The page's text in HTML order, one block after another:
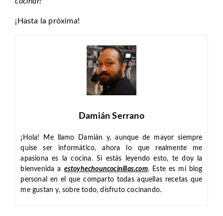
¡Hasta la próxima!
Damián Serrano
¡Hola! Me llamo Damián y, aunque de mayor siempre
quise ser informático, ahora lo que realmente me
apasiona es la cocina. Si estás leyendo esto, te doy la
bienvenida a estoyhechouncocinillas.com. Este es mi blog
personal en el que comparto todas aquellas recetas que
me gustan y, sobre todo, disfruto cocinando.